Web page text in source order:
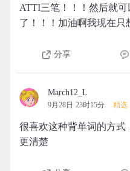
ATTI三笔！！！然后就
了！！！加油啊我现在只
分享
March12_L
9月28日 23时15分 精选
很喜欢这种背单词的方式
更清楚